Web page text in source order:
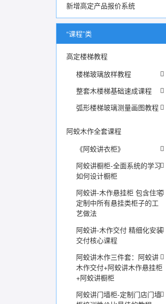
新增高定产品报价系统
“课程”类
高定楼梯教程
楼梯玻璃放样教程
整套木楼梯基础速成课程
弧形楼梯玻璃测量画图教程
阿蛟木作全套课程
《阿蛟讲衣柜》
阿蛟讲橱柜-全面系统的学习
如何设计橱柜
阿蛟讲-木作悬挂柜 包含住宅
定制中所有悬挂类柜子的工
艺做法
阿蛟讲-木作交付 精细化安装
交付核心课程
阿蛟讲木作三件套：阿蛟讲
木作交付+阿蛟讲木作悬挂柜
+阿蛟讲橱柜
阿蛟讲门墙柜-定制门店门墙